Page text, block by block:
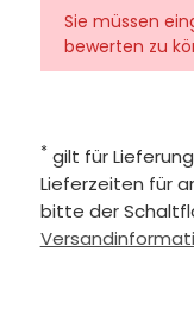
Sie müssen
bewerten zu
* gilt für
Lieferzeiten für
bitte der